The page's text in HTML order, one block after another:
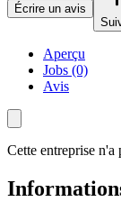
Écrire un avis
Aperçu
Jobs (0)
Avis
Cette entreprise n'a